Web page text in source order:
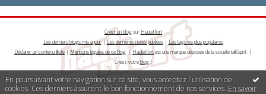
En poursuivant votre navigation sur ce site, vous acceptez l'utilisation de
cookies. Ces derniers assurent le bon fonctionnement de nos services. En savoir
Créer un blogsur Hautetfort
Les derniers blogs mis à jour|Les dernières notes publiées| Les tags les plus populaires
Déclarer un contenu illicite| Mentions légales de ce blog |Hautetfortest une marque déposée de la société talkSpirit |
Créez votreblog!